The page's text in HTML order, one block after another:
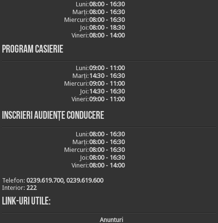
Luni:08:00 - 16:30
Marți:08:00 - 16:30
Miercuri:08:00 - 16:30
Joi:08:00 - 18:30
Vineri:08:00 - 14:00
Program casierie
Luni:09:00 - 11:00
Marți:14:30 - 16:30
Miercuri:09:00 - 11:00
Joi:14:30 - 16:30
Vineri:09:00 - 11:00
Inscrieri audiențe conducere
Luni:08:00 - 16:30
Marți:08:00 - 16:30
Miercuri:08:00 - 16:30
Joi:08:00 - 16:30
Vineri:08:00 - 14:00
Telefon:0239.619.700, 0239.619.600
Interior: 222
Link-uri utile:
Anunturi